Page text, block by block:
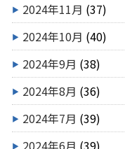
2024年11月 (37)
2024年10月 (40)
2024年9月 (38)
2024年8月 (36)
2024年7月 (39)
2024年6月 (39)